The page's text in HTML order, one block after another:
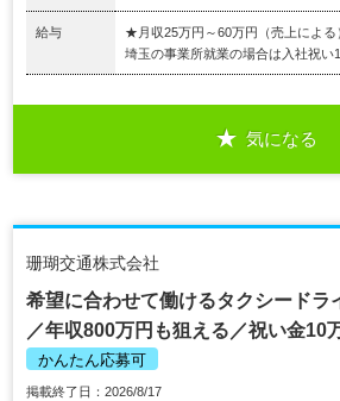
給与
★月収25万円～60万円（売上によ
埼玉の事業所就業の場合は入社祝い
気になる
珊瑚交通株式会社
希望に合わせて働けるタクシード
／年収800万円も狙える／祝い金10
かんたん応募可
掲載終了日：2026/8/17